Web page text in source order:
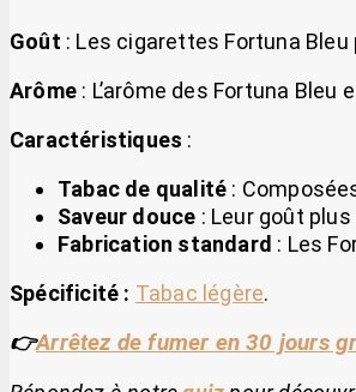
Goût : Les cigarettes Fortuna
Arôme : L’arôme des Fortuna
Caractéristiques :
Tabac de qualité :
Saveur douce : Leur goût
Fabrication standard : Les
Spécificité : Tabac légère.
👉Arrêtez de fumer en 30 jours